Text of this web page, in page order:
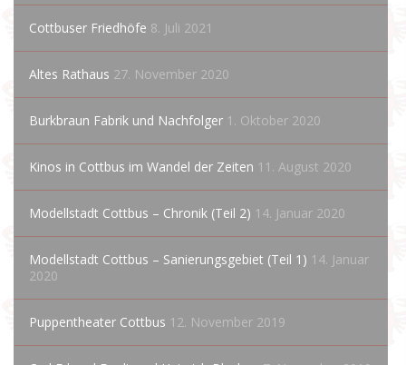
Cottbuser Friedhöfe 8. Juli 2021
Altes Rathaus 27. November 2020
Burkbraun Fabrik und Nachfolger 1. Oktober 2020
Kinos in Cottbus im Wandel der Zeiten 11. August 2020
Modellstadt Cottbus – Chronik (Teil 2) 14. Januar 2020
Modellstadt Cottbus – Sanierungsgebiet (Teil 1) 14. Januar
2020
Puppentheater Cottbus 12. November 2019